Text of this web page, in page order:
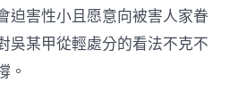
迫害性小且愿意向被害人家眷
吳某甲從輕處分的看法不克不
。